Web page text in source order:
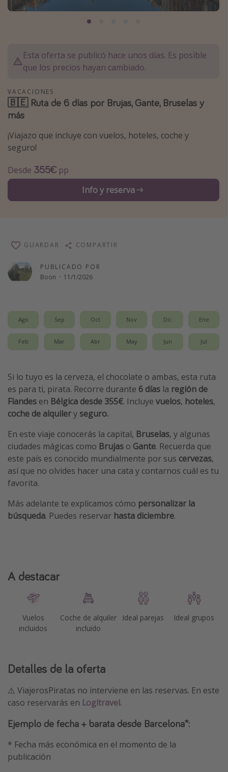
Marruecos
Tailandia
Albania
Camping
Viajes en tren
Viajar sola como mujer
Vacaciones de Playa
Escapadas románticas
Trabajar en el extranjero
Cruceros por el Mediterráneo
Guía de equipaje de mano
Parques de atracciones
Viaja con musicales
El Rey León el musical
Harry Potter en Londres y otros destinos
Eventos deportivos
Esta oferta se publicó hace unos días. Es posible
que los precios hayan cambiado.
VACACIONES
🇧🇪 Ruta de 6 días por Brujas, Gante, Bruselas y
más
¡Viajazo que incluye con vuelos, hoteles, coche y
seguro!
Desde 355€ pp
Info y reserva
PUBLICADO POR
Boon · 11/1/2026
GUARDAR COMPARTIR
Ago Sep Oct Nov Dic Ene
Feb Mar Abr May Jun Jul
Si lo tuyo es la cerveza, el chocolate o ambas, esta ruta
es para ti, pirata. Recorre durante 6 días la región de
Flandes en Bélgica desde 355€. Incluye vuelos, hoteles,
coche de alquilery seguro.
En este viaje conocerás la capital, Bruselas, y algunas
ciudades mágicas como Brujas o Gante. Recuerda que
este país es conocido mundialmente por sus cervezas,
así que no olvides hacer una cata y contarnos cuál es tu
favorita.
Más adelante te explicamos cómo personalizar la
búsqueda. Puedes reservar hasta diciembre.
A destacar
Vuelos
incluidos
Coche de alquiler
incluido
Ideal parejas Ideal grupos
Detalles de la oferta
⚠️ ViajerosPiratas no interviene en las reservas. En este
caso reservarás en Logitravel.
Ejemplo de fecha + barata desde Barcelona*:
* Fecha más económica en el momento de la
publicación